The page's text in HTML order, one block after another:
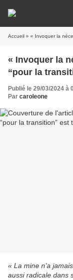
Accueil » « Invoquer la
« Invoquer la
“pour la
Publié le 29/03/2024 à
Par caroleone
« La mine n’a
aussi radicale dans